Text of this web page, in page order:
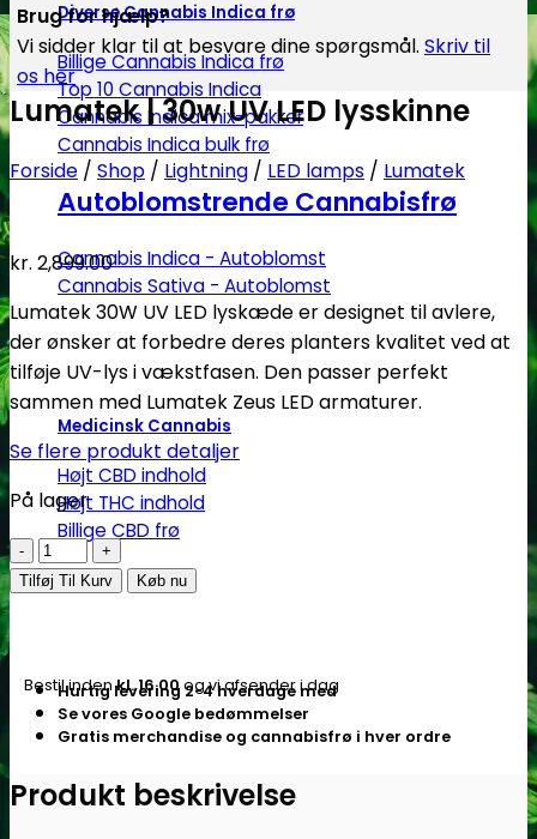
Diverse Cannabis Indica frø
Billige Cannabis Indica frø
Top 10 Cannabis Indica
Cannabis Indica mix-pakker
Cannabis Indica bulk frø
Autoblomstrende Cannabisfrø
Cannabis Indica - Autoblomst
Cannabis Sativa - Autoblomst
Medicinsk Cannabis
Højt CBD indhold
Højt THC indhold
Billige CBD frø
Brug for hjælp?
Vi sidder klar til at besvare dine spørgsmål. Skriv til
os her
Lumatek | 30w UV LED lysskinne
Forside / Shop / Lightning / LED lamps / Lumatek
kr. 2,899.00
Lumatek 30W UV LED lyskæde er designet til avlere,
der ønsker at forbedre deres planters kvalitet ved at
tilføje UV-lys i vækstfasen. Den passer perfekt
sammen med Lumatek Zeus LED armaturer.
Se flere produkt detaljer
På lager
Lumatek
|
lysskinne
antal
Tilføj Til Kurv Køb nu
Bestil indenkl. 16.00og vi afsender i dag
Hurtig levering 2-4 hverdage med
Se vores Google bedømmelser
Gratis merchandise og cannabisfrø i hver ordre
Produkt beskrivelse